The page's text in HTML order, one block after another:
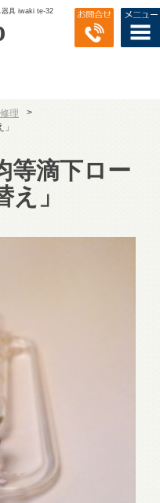
器具 iwaki te-32
理
>
滴下ロー
」